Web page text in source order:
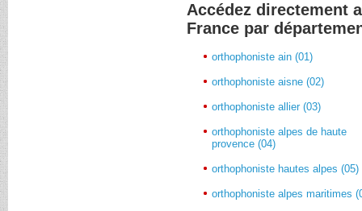
Accédez directement
France par
orthophoniste ain (01)
orthophoniste aisne (02)
orthophoniste allier (03)
orthophoniste alpes de haute
provence (04)
orthophoniste hautes alpes (05)
orthophoniste alpes maritimes